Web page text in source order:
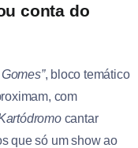
conta do
, bloco temático
com
cantar
que só um show ao